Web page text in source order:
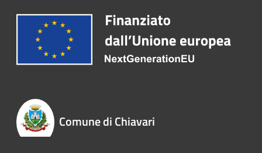
Comune di Chiavari